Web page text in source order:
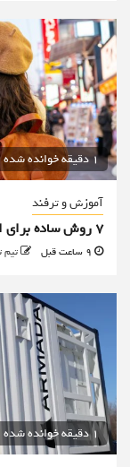
1 دقیقه خوانده شده
آموزش و ترفند
۷ روش ساده برای انتقال عکس‌ها بدون افت کیفیت
تیم
1 دقیقه خوانده شده